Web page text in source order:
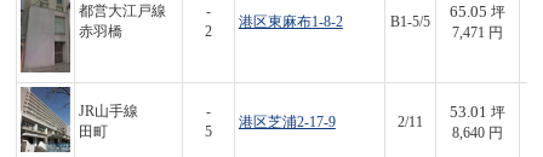
都営大江戸線
赤羽橋
-
2
港区東麻布1-8-2 B1-5/5
65.05 坪
7,471 円
JR山手線
田町
-
5
港区芝浦2-17-9 2/11
53.01 坪
8,640 円